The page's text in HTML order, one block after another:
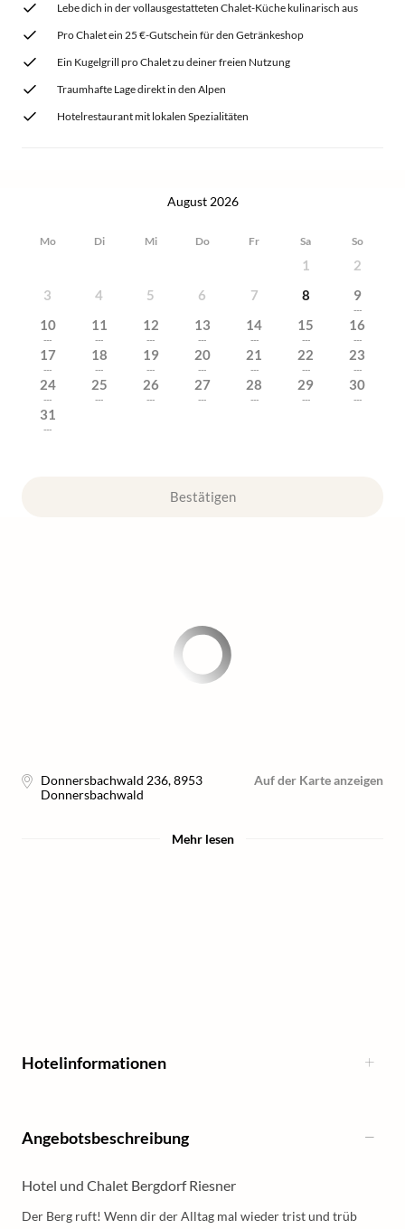
Lebe dich in der vollausgestatteten Chalet-Küche kulinarisch aus
Pro Chalet ein 25 €-Gutschein für den Getränkeshop
Ein Kugelgrill pro Chalet zu deiner freien Nutzung
Traumhafte Lage direkt in den Alpen
Hotelrestaurant mit lokalen Spezialitäten
August 2026
Mo Di Mi Do Fr Sa So
1
2
3
4 5 6 7 8 9
---
10
---
11
---
12
---
13
---
14
---
15
---
16
---
17
---
18
---
19
---
20
---
21
---
22
---
23
---
24
---
25
---
26
---
27
---
28
---
29
---
30
---
31
---
Bestätigen
Donnersbachwald 236,8953
Donnersbachwald
Auf der Karte anzeigen
Mehr lesen
Hotelinformationen
Angebotsbeschreibung
Hotel und Chalet Bergdorf Riesner
Der Berg ruft! Wenn dir der Alltag mal wieder trist und trüb